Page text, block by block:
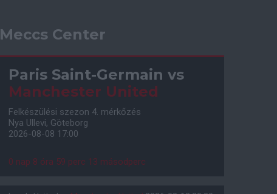
Meccs Center
Paris Saint-Germain vs
Manchester United
Felkészülési szezon 4. mérkőzés
Nya Ullevi, Göteborg
2026-08-08 17:00
0 nap 8 óra 59 perc 12 másodperc